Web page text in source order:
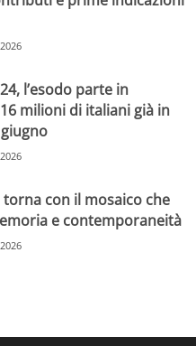
l’esodo parte in
milioni di italiani già in
con il mosaico che
e contemporaneità